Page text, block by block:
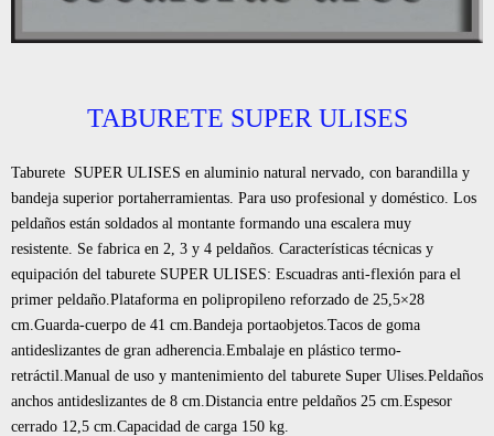
TABURETE SUPER ULISES
Taburete SUPER ULISES en aluminio natural nervado, con barandilla y
bandeja superior portaherramientas. Para uso profesional y doméstico. Los
peldaños están soldados al montante formando una escalera muy
resistente. Se fabrica en 2, 3 y 4 peldaños. Características técnicas y
equipación del taburete SUPER ULISES: Escuadras anti-flexión para el
primer peldaño.Plataforma en polipropileno reforzado de 25,5×28
cm.Guarda-cuerpo de 41 cm.Bandeja portaobjetos.Tacos de goma
antideslizantes de gran adherencia.Embalaje en plástico termo-
retráctil.Manual de uso y mantenimiento del taburete Super Ulises.Peldaños
anchos antideslizantes de 8 cm.Distancia entre peldaños 25 cm.Espesor
cerrado 12,5 cm.Capacidad de carga 150 kg.